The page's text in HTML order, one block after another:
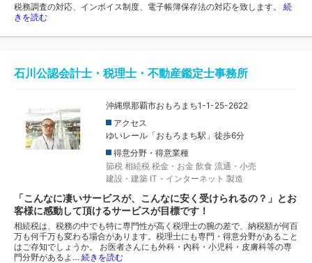
税務調査の対応、インボイス制度、電子帳簿保存法の対応を致します。 続
きを読む
石川公認会計士・税理士・不動産鑑定士事務所
沖縄県那覇市おもろまち1-1-25-2622
アクセス
ゆいレール「おもろまち駅」徒歩6分
得意分野・得意業種
節税 相続税 税金・お金 飲食 流通・小売
建設・建築 IT・インターネット 製造
「こんなに凄いサービスが、こんなに安く受けられるの？」とお
客様に感動して頂けるサービスが目標です！
相続税は、税務の中でも特に専門性が高く税理士の腕の差で、納税額が何百
万も何千万も変わる場合があります。税理士にも専門・得意分野があること
はご存知でしょうか。 お医者さんにも外科・内科・小児科・皮膚科等の専
門分野があるよ… 続きを読む